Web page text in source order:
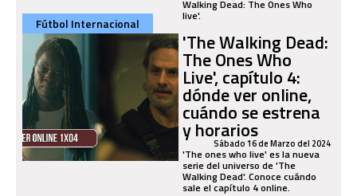
Walking Dead: The Ones Who
live'.
Fútbol Internacional
'The Walking Dead:
The Ones Who
Live', capítulo 4:
dónde ver online,
cuándo se estrena
y horarios
Sábado 16 de Marzo del 2024
'The ones who live' es la nueva
serie del universo de 'The
Walking Dead'. Conoce cuándo
sale el capítulo 4 online.